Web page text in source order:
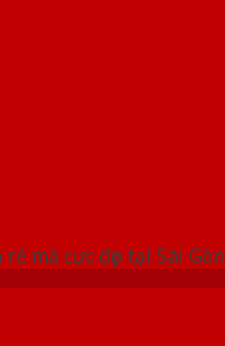
mà cực đẹp tại Sài Gòn